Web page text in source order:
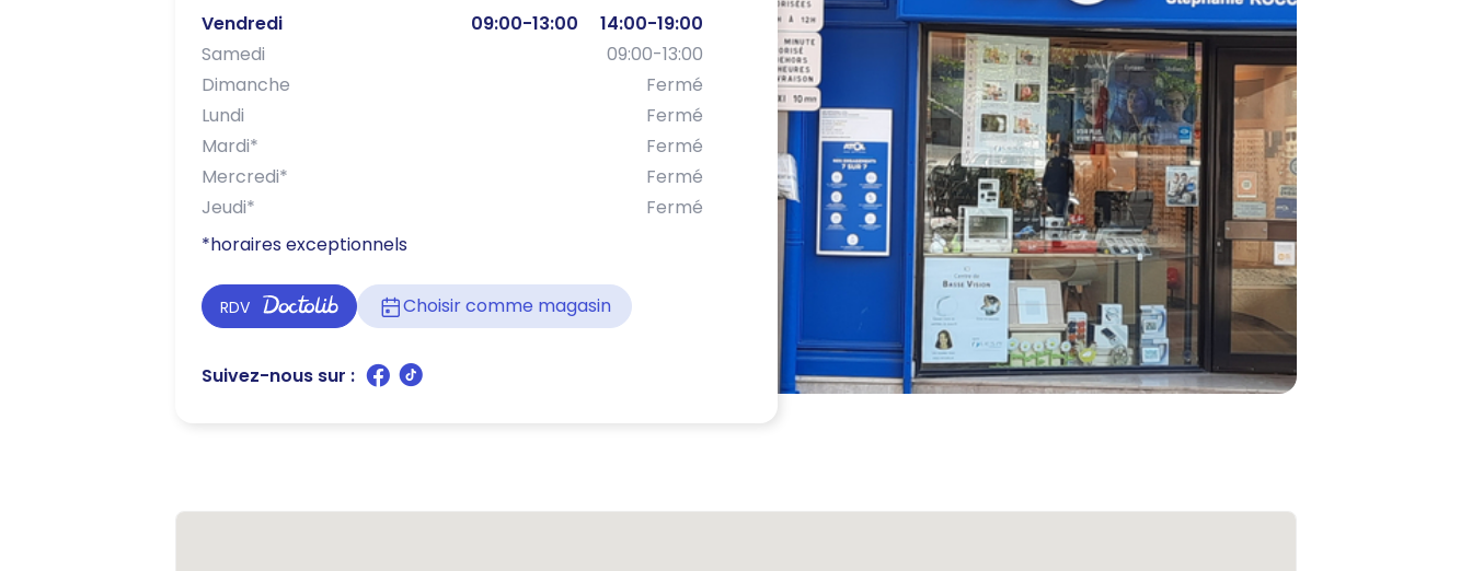
Vendredi
09:00-13:00
14:00-19:00
Samedi
09:00-13:00
Dimanche
Fermé
Lundi
Fermé
Mardi*
Fermé
Mercredi*
Fermé
Jeudi*
Fermé
*horaires exceptionnels
RDV Choisir comme magasin
Suivez-nous sur :